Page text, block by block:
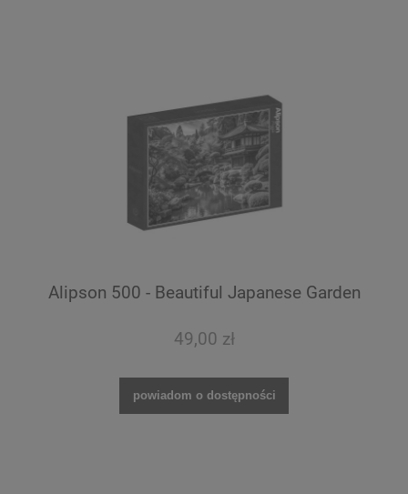
Alipson 500 - Beautiful Japanese Garden
49,00 zł
powiadom o dostępności